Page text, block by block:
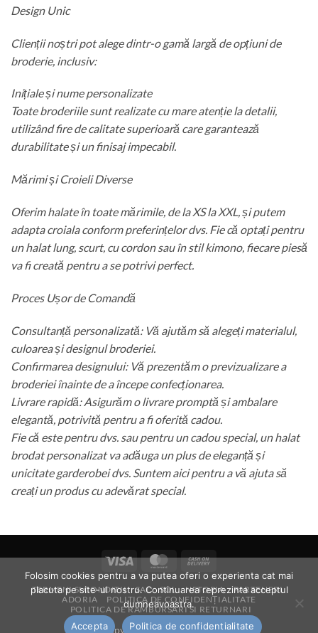
Design Unic
Clienții noștri pot alege dintr-o gamă largă de opțiuni de
broderie, inclusiv:
Inițiale și nume personalizate
Toate broderiile sunt realizate cu mare atenție la detalii,
utilizând fire de calitate superioară care garantează
durabilitate și un finisaj impecabil.
Mărimi și Croieli Diverse
Oferim halate în toate mărimile, de la XS la XXL, și putem
adapta croiala conform preferințelor dvs. Fie că optați pentru
un halat lung, scurt, cu cordon sau în stil kimono, fiecare piesă
va fi creată pentru a se potrivi perfect.
Proces Ușor de Comandă
Consultanță personalizată: Vă ajutăm să alegeți materialul,
culoarea și designul broderiei.
Confirmarea designului: Vă prezentăm o previzualizare a
broderiei înainte de a începe confecționarea.
Livrare rapidă: Asigurăm o livrare promptă și ambalare
elegantă, potrivită pentru a fi oferită cadou.
Fie că este pentru dvs. sau pentru un cadou special, un halat
brodat personalizat va adăuga un plus de eleganță și
unicitate garderobei dvs. Suntem aici pentru a vă ajuta să
creați un produs cu adevărat special.
Visa MasterCard
Cash
On
Delivery
TERMENI SI CONDITII SAL SOL NETOPIA
PARTENERI
ADORIA
POLITICA DE CONFIDENȚIALITATE
POLITICA DE RAMBURSARI SI RETURNARI
Copyright 2026 ©iv bride
Folosim cookies pentru a va putea oferi o experienta cat mai
placuta pe site-ul nostru. Continuarea reprezinta acceptul
dumneavoastra.
Accepta
Politica de confidentialitate